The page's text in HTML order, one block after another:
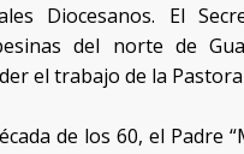
Diocesanos. El
del norte de
el trabajo de la
de los 60, el Padre